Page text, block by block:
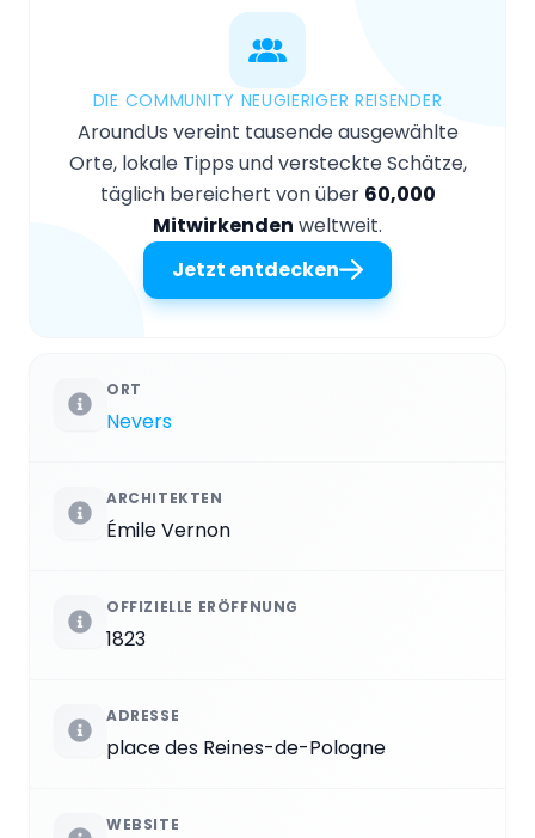
DIE COMMUNITY NEUGIERIGER REISENDER
AroundUs vereint tausende ausgewählte
Orte, lokale Tipps und versteckte Schätze,
täglich bereichert von über 60,000
Mitwirkenden weltweit.
Jetzt entdecken
ORT
Nevers
ARCHITEKTEN
Émile Vernon
OFFIZIELLE ERÖFFNUNG
1823
ADRESSE
place des Reines-de-Pologne
WEBSITE